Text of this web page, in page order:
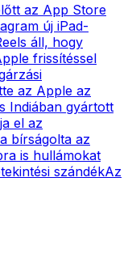
az App Store
új iPad-
áll, hogy
frissítéssel
az Apple az
Indiában gyártott
el az
bírságolta az
is hullámokat
szándékAz